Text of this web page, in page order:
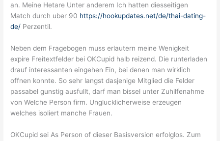
an. Meine Hetare Unter anderem Ich hatten diesseitigen
Match durch uber 90 https://hookupdates.net/de/thai-dating-
de/ Perzentil.
Neben dem Fragebogen muss erlautern meine Wenigkeit
expire Freitextfelder bei OKCupid halb reizend. Die runterladen
drauf interessanten eingehen Ein, bei denen man wirklich
offnen konnte. So sehr langst dasjenige Mitglied die Felder
passabel gunstig ausfullt, darf man bissel unter Zuhilfenahme
von Welche Person firm. Unglucklicherweise erzeugen
welches isoliert manche Frauen.
OKCupid sei As Person of dieser Basisversion erfolglos. Zum